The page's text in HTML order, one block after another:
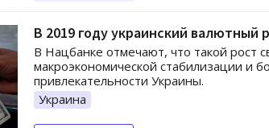
В 2019 году украинский валютный
В Нацбанке отмечают, что такой рост
макроэкономической стабилизации и
привлекательности Украины.
Украина